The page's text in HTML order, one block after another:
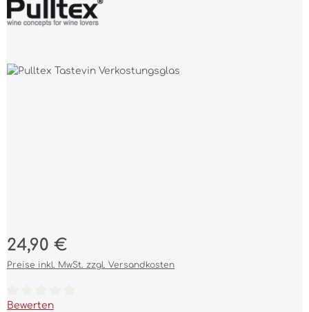
Bildergalerie überspringen
Regulärer Preis:
24,90 €
Preise inkl. MwSt. zzgl. Versandkosten
Durchschnittliche Bewertung von 0 von 5 Sternen
Bewerten